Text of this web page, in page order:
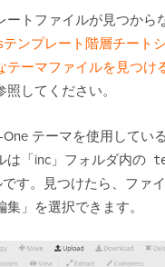
ートファイルが見つから
テンプレート階層チート
テーマファイルを見つけ
してください。
One テーマを使用してい
は「inc」フォルダ内の
す。見つけたら、ファ
」を選択できます。